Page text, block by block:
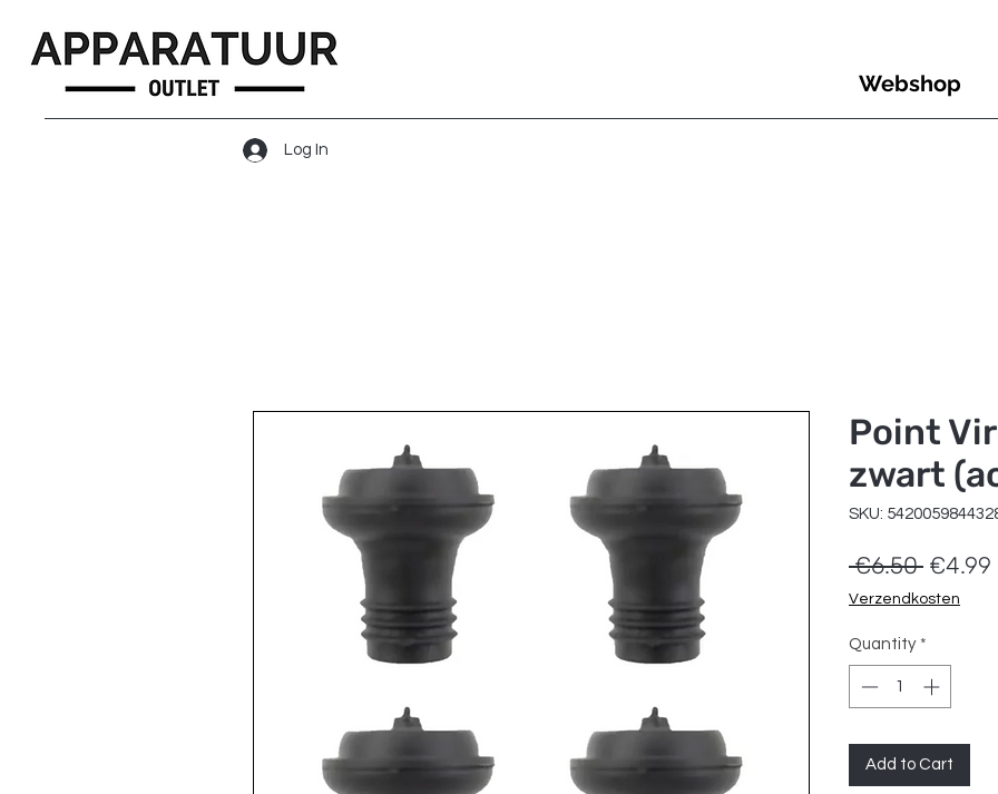
Log In
Webshop
Point
zwart
SKU:
€6.50 Regular
Price
€4.99
Verzendkosten
Quantity *
Add to Cart